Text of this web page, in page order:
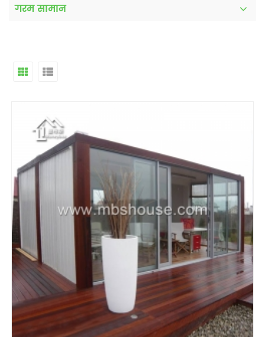
गरम सामान